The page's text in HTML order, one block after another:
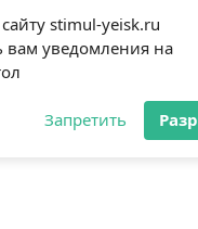
stimul-yeisk.ru
вам уведомления на
Запретить